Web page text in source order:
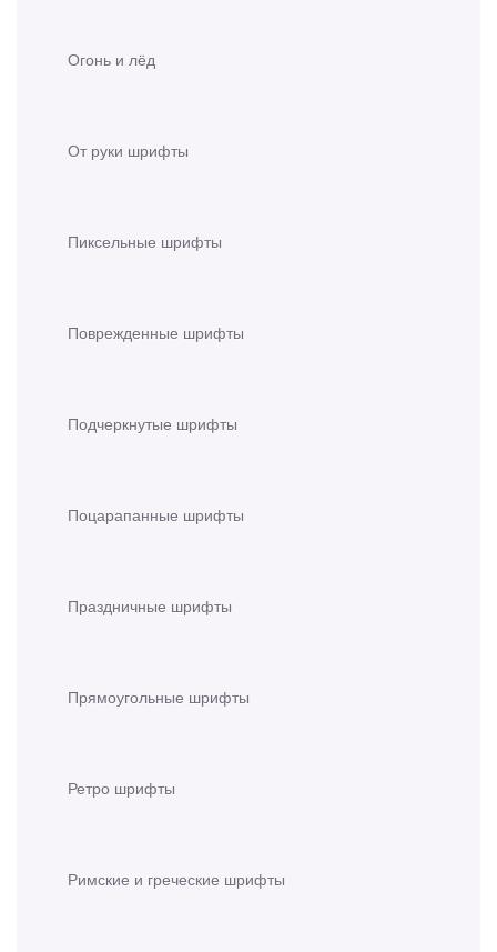
Огонь и лёд
От руки шрифты
Пиксельные шрифты
Поврежденные шрифты
Подчеркнутые шрифты
Поцарапанные шрифты
Праздничные шрифты
Прямоугольные шрифты
Ретро шрифты
Римские и греческие шрифты